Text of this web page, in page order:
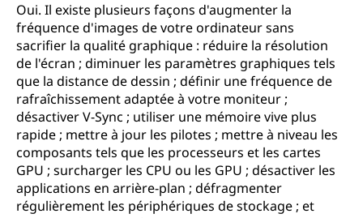
Oui. Il existe plusieurs façons d'augmenter la
fréquence d'images de votre ordinateur sans
sacrifier la qualité graphique : réduire la résolution
de l'écran ; diminuer les paramètres graphiques tels
que la distance de dessin ; définir une fréquence de
rafraîchissement adaptée à votre moniteur ;
désactiver V-Sync ; utiliser une mémoire vive plus
rapide ; mettre à jour les pilotes ; mettre à niveau les
composants tels que les processeurs et les cartes
GPU ; surcharger les CPU ou les GPU ; désactiver les
applications en arrière-plan ; défragmenter
régulièrement les périphériques de stockage ; et